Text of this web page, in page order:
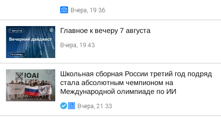
Вчера, 19:36
Главное к вечеру 7 августа
Вчера, 19:43
Школьная сборная России третий год подряд
стала абсолютным чемпионом на
Международной олимпиаде по ИИ
Вчера, 21:33